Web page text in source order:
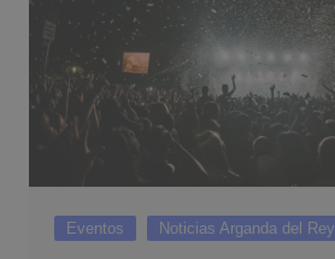
Eventos Noticias Arganda del Rey